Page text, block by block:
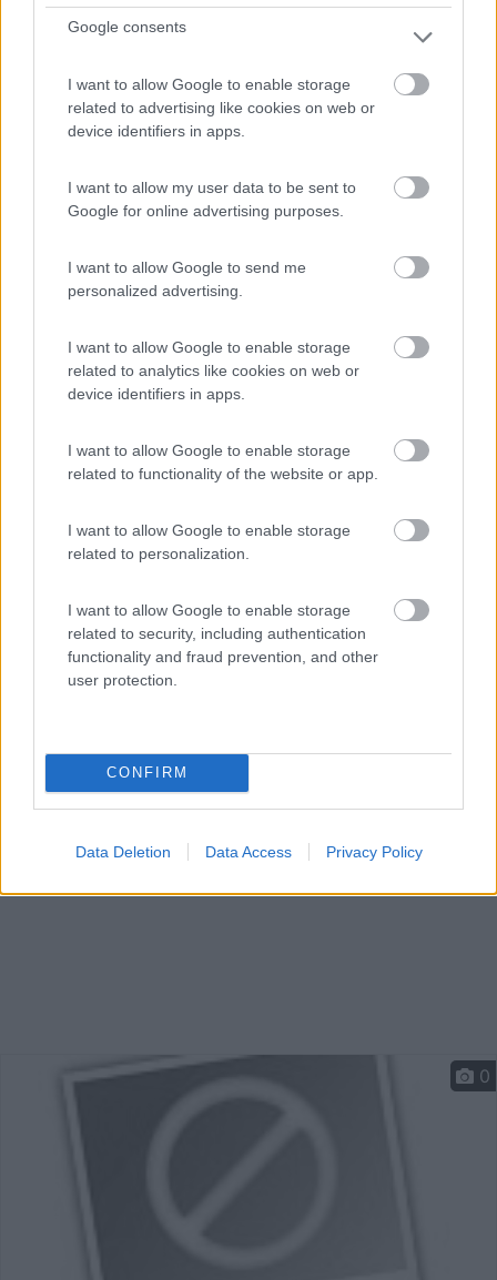
Google consents
I want to allow Google to enable storage
related to advertising like cookies on web or
device identifiers in apps.
I want to allow my user data to be sent to
Google for online advertising purposes.
I want to allow Google to send me
personalized advertising.
I want to allow Google to enable storage
related to analytics like cookies on web or
device identifiers in apps.
I want to allow Google to enable storage
related to functionality of the website or app.
I want to allow Google to enable storage
related to personalization.
I want to allow Google to enable storage
related to security, including authentication
functionality and fraud prevention, and other
user protection.
CONFIRM
Data Deletion Data Access Privacy Policy
A 4 km da Levico Terme, la struttura a conduzione
Levico Terme (TN) - 96.9km
Via Strada Romana 28B
0 1
Servizi / Posizione
L'azienda biologica è dedita prevalentemente
all'allevam...
0